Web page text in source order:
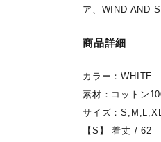
ア、WIND AND
商品詳細
カラー：WHITE
素材：コットン
サイズ：S,M,L,XL
【S】 着丈 /